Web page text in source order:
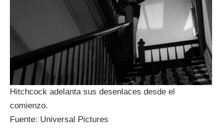
Hitchcock adelanta sus desenlaces desde el
comienzo.
Fuente: Universal Pictures